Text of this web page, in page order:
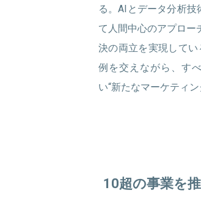
る。AIとデータ分析技
て人間中心のアプロ
決の両立を実現してい
例を交えながら、す
い“新たなマーケティン
10超の事業を